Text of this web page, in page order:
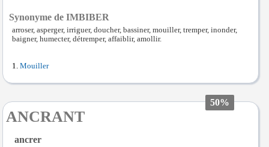
Synonyme de IMBIBER
arroser, asperger, irriguer, doucher, bassiner, mouiller, tremper, inonder,
baigner, humecter, détremper, affaiblir, amollir.
Mouiller
50%
ANCRANT
ancrer